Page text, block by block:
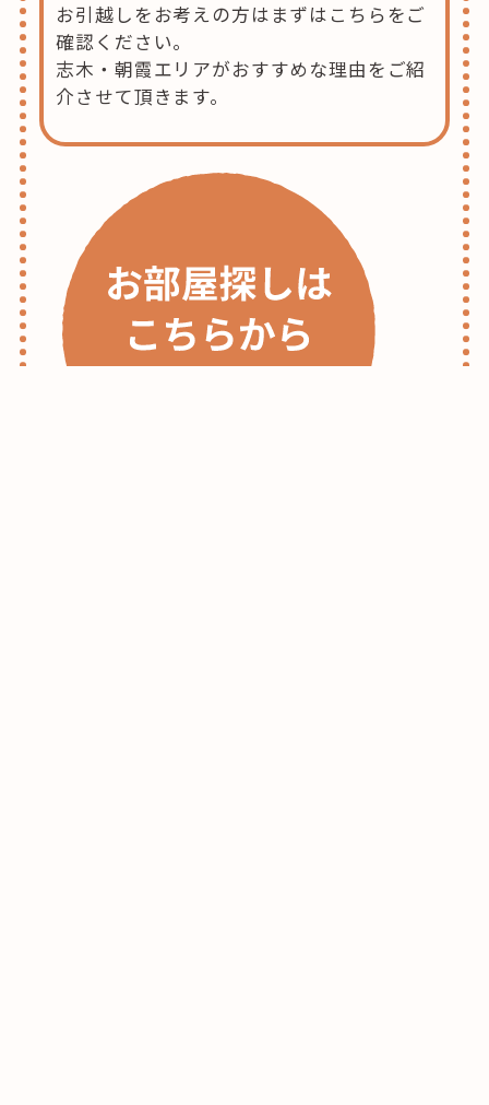
お引越しをお考えの方はまずはこちらをご
確認ください。
志木・朝霞エリアがおすすめな理由をご紹
介させて頂きます。